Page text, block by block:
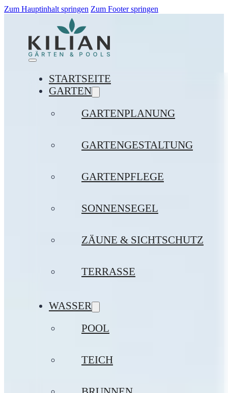
Zum Hauptinhalt springen Zum Footer springen
STARTSEITE
GARTEN
GARTENPLANUNG
GARTENGESTALTUNG
GARTENPFLEGE
SONNENSEGEL
ZÄUNE & SICHTSCHUTZ
TERRASSE
WASSER
POOL
TEICH